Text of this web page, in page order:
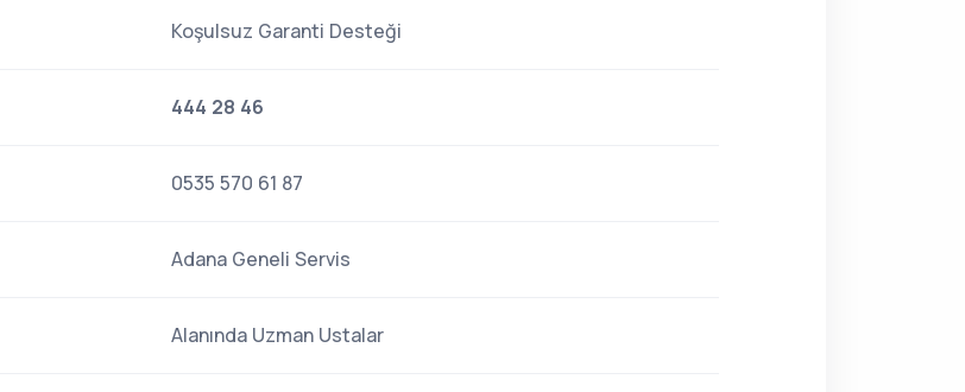
Koşulsuz Garanti Desteği
444 28 46
0535 570 61 87
Adana Geneli Servis
Alanında Uzman Ustalar